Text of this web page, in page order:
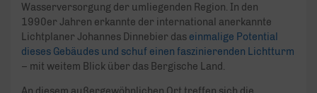
Wasserversorgung der umliegenden Region. In den
1990er Jahren erkannte der international anerkannte
Lichtplaner Johannes Dinnebier das einmalige Potential
dieses Gebäudes und schuf einen faszinierenden Lichtturm
– mit weitem Blick über das Bergische Land.